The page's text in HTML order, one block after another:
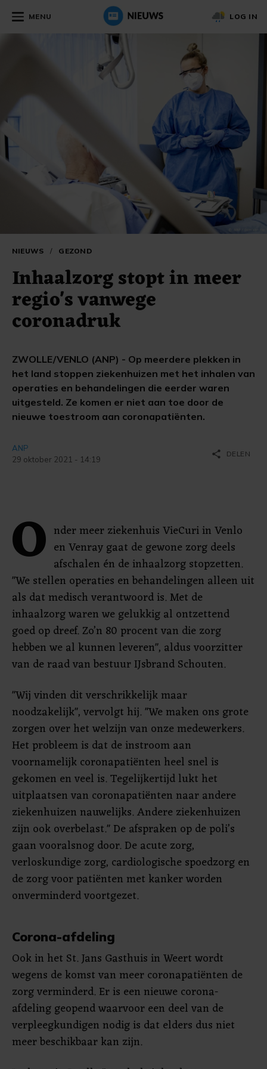
MENU LOG IN
NIEUWS / GEZOND
Inhaalzorg stopt in meer
regio's vanwege
coronadruk
ZWOLLE/VENLO (ANP) - Op meerdere plekken in
het land stoppen ziekenhuizen met het inhalen van
operaties en behandelingen die eerder waren
uitgesteld. Ze komen er niet aan toe door de
nieuwe toestroom aan coronapatiënten.
ANP
29 oktober 2021 - 14:19
share DELEN
O nder meer ziekenhuis VieCuri in Venlo
en Venray gaat de gewone zorg deels
afschalen én de inhaalzorg stopzetten.
"We stellen operaties en behandelingen alleen uit
als dat medisch verantwoord is. Met de
inhaalzorg waren we gelukkig al ontzettend
goed op dreef. Zo’n 80 procent van die zorg
hebben we al kunnen leveren", aldus voorzitter
van de raad van bestuur IJsbrand Schouten.
"Wij vinden dit verschrikkelijk maar
noodzakelijk", vervolgt hij. "We maken ons grote
zorgen over het welzijn van onze medewerkers.
Het probleem is dat de instroom aan
voornamelijk coronapatiënten heel snel is
gekomen en veel is. Tegelijkertijd lukt het
uitplaatsen van coronapatiënten naar andere
ziekenhuizen nauwelijks. Andere ziekenhuizen
zijn ook overbelast." De afspraken op de poli’s
gaan vooralsnog door. De acute zorg,
verloskundige zorg, cardiologische spoedzorg en
de zorg voor patiënten met kanker worden
onverminderd voortgezet.
Corona-afdeling
Ook in het St. Jans Gasthuis in Weert wordt
wegens de komst van meer coronapatiënten de
zorg verminderd. Er is een nieuwe corona-
afdeling geopend waarvoor een deel van de
verpleegkundigen nodig is dat elders dus niet
meer beschikbaar kan zijn.